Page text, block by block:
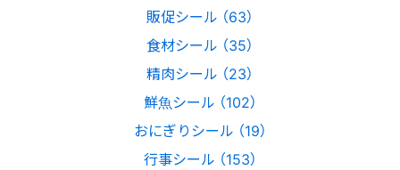
販促シール （63）
食材シール （35）
精肉シール （23）
鮮魚シール （102）
おにぎりシール （19）
行事シール （153）